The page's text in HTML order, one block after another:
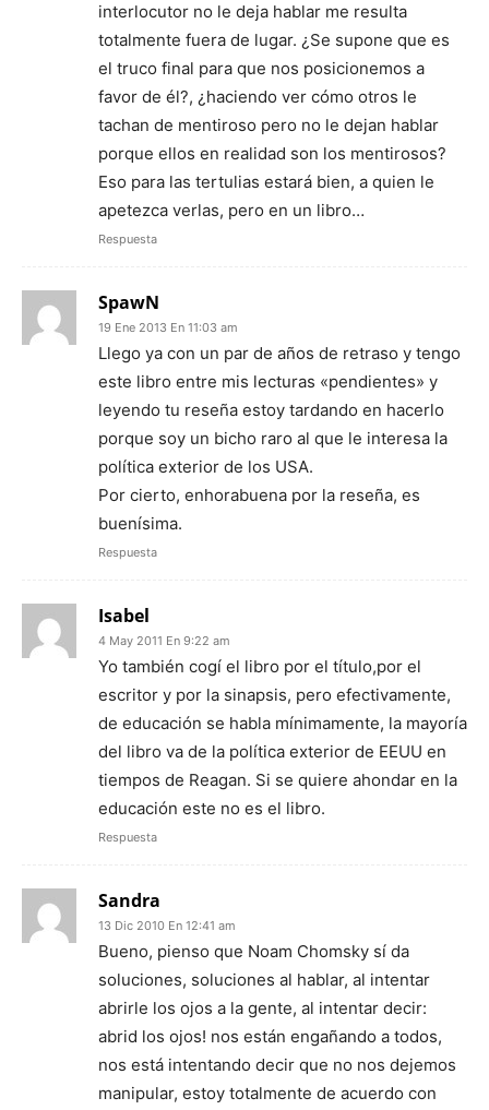
interlocutor no le deja hablar me resulta
totalmente fuera de lugar. ¿Se supone que es
el truco final para que nos posicionemos a
favor de él?, ¿haciendo ver cómo otros le
tachan de mentiroso pero no le dejan hablar
porque ellos en realidad son los mentirosos?
Eso para las tertulias estará bien, a quien le
apetezca verlas, pero en un libro…
Respuesta
SpawN
19 Ene 2013 En 11:03 am
Llego ya con un par de años de retraso y tengo
este libro entre mis lecturas «pendientes» y
leyendo tu reseña estoy tardando en hacerlo
porque soy un bicho raro al que le interesa la
política exterior de los USA.
Por cierto, enhorabuena por la reseña, es
buenísima.
Respuesta
Isabel
4 May 2011 En 9:22 am
Yo también cogí el libro por el título,por el
escritor y por la sinapsis, pero efectivamente,
de educación se habla mínimamente, la mayoría
del libro va de la política exterior de EEUU en
tiempos de Reagan. Si se quiere ahondar en la
educación este no es el libro.
Respuesta
Sandra
13 Dic 2010 En 12:41 am
Bueno, pienso que Noam Chomsky sí da
soluciones, soluciones al hablar, al intentar
abrirle los ojos a la gente, al intentar decir:
abrid los ojos! nos están engañando a todos,
nos está intentando decir que no nos dejemos
manipular, estoy totalmente de acuerdo con